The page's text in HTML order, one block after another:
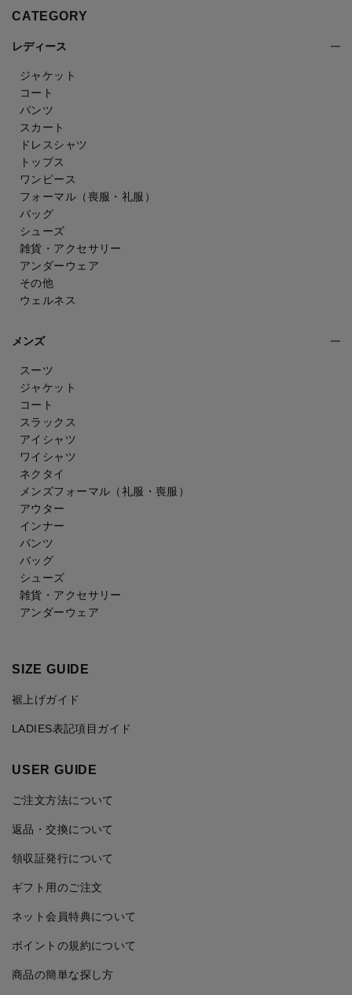
CATEGORY
レディース
ジャケット
コート
パンツ
スカート
ドレスシャツ
トップス
ワンピース
フォーマル（喪服・礼服）
バッグ
シューズ
雑貨・アクセサリー
アンダーウェア
その他
ウェルネス
メンズ
スーツ
ジャケット
コート
スラックス
アイシャツ
ワイシャツ
ネクタイ
メンズフォーマル （礼服・喪服）
アウター
インナー
パンツ
バッグ
シューズ
雑貨・アクセサリー
アンダーウェア
SIZE GUIDE
裾上げガイド
LADIES表記項目ガイド
USER GUIDE
ご注文方法について
返品・交換について
領収証発行について
ギフト用のご注文
ネット会員特典について
ポイントの規約について
商品の簡単な探し方